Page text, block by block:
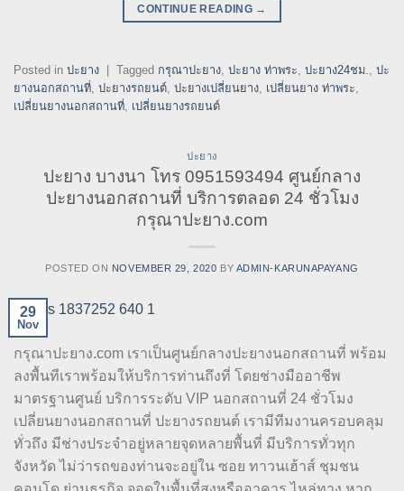
CONTINUE READING →
Posted in ปะยาง Tagged กรุณาปะยาง, ปะยาง ท่าพระ, ปะยาง24ชม., ปะ
ยางนอกสถานที่, ปะยางรถยนต์, ปะยางเปลี่ยนยาง, เปลี่ยนยาง ท่าพระ,
เปลี่ยนยางนอกสถานที่, เปลี่ยนยางรถยนต์
ปะยาง
ปะยาง บางนา โทร 0951593494 ศูนย์กลาง
ปะยางนอกสถานที่ บริการตลอด 24 ชั่วโมง
กรุณาปะยาง.com
POSTED ON NOVEMBER 29, 2020 BY ADMIN-KARUNAPAYANG
29
Nov
กรุณาปะยาง.com เราเป็นศูนย์กลางปะยางนอกสถานที่ พร้อม
ลงพื้นทีเราพร้อมให้บริการท่านถึงที่ โดยช่างมืออาชีพ
มาตรฐานศูนย์ บริการระดับ VIP นอกสถานที่ 24 ชั่วโมง
เปลี่ยนยางนอกสถานที่ ปะยางรถยนต์ เรามีทีมงานครอบคลุม
ทั่วถึง มีช่างประจำอยู่หลายจุดหลายพื้นที่ มีบริการทั่วทุก
จังหวัด ไม่ว่ารถของท่านจะอยู่ใน ซอย ทาวนเฮ้าส์ ชุมชน